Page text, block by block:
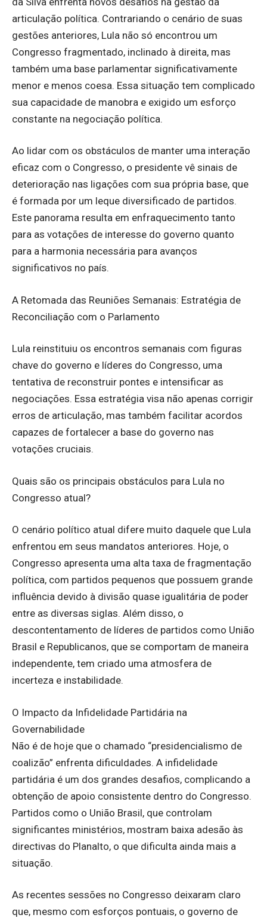
articulação política. Contrariando o cenário de suas
gestões anteriores, Lula não só encontrou um
Congresso fragmentado, inclinado à direita, mas
também uma base parlamentar significativamente
menor e menos coesa. Essa situação tem complicado
sua capacidade de manobra e exigido um esforço
constante na negociação política.
Ao lidar com os obstáculos de manter uma interação
eficaz com o Congresso, o presidente vê sinais de
deterioração nas ligações com sua própria base, que
é formada por um leque diversificado de partidos.
Este panorama resulta em enfraquecimento tanto
para as votações de interesse do governo quanto
para a harmonia necessária para avanços
significativos no país.
A Retomada das Reuniões Semanais: Estratégia de
Reconciliação com o Parlamento
Lula reinstituiu os encontros semanais com figuras
chave do governo e líderes do Congresso, uma
tentativa de reconstruir pontes e intensificar as
negociações. Essa estratégia visa não apenas corrigir
erros de articulação, mas também facilitar acordos
capazes de fortalecer a base do governo nas
votações cruciais.
Quais são os principais obstáculos para Lula no
Congresso atual?
O cenário político atual difere muito daquele que Lula
enfrentou em seus mandatos anteriores. Hoje, o
Congresso apresenta uma alta taxa de fragmentação
política, com partidos pequenos que possuem grande
influência devido à divisão quase igualitária de poder
entre as diversas siglas. Além disso, o
descontentamento de líderes de partidos como União
Brasil e Republicanos, que se comportam de maneira
independente, tem criado uma atmosfera de
incerteza e instabilidade.
O Impacto da Infidelidade Partidária na
Governabilidade
Não é de hoje que o chamado “presidencialismo de
coalizão” enfrenta dificuldades. A infidelidade
partidária é um dos grandes desafios, complicando a
obtenção de apoio consistente dentro do Congresso.
Partidos como o União Brasil, que controlam
significantes ministérios, mostram baixa adesão às
directivas do Planalto, o que dificulta ainda mais a
situação.
As recentes sessões no Congresso deixaram claro
que, mesmo com esforços pontuais, o governo de